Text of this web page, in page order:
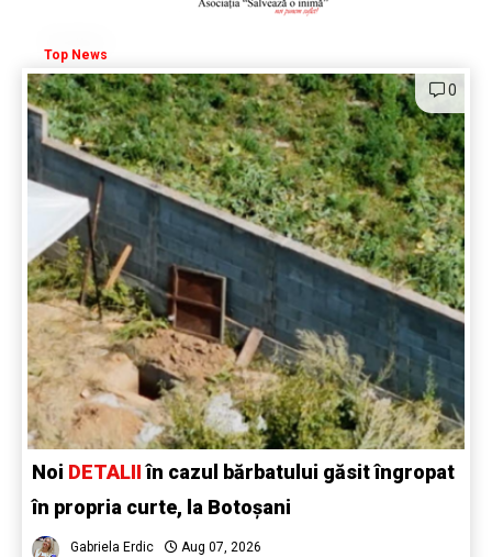
Top News
0
Noi DETALIIîn cazul bărbatului găsit îngropat
în propria curte, la Botoșani
Gabriela Erdic Aug 07, 2026